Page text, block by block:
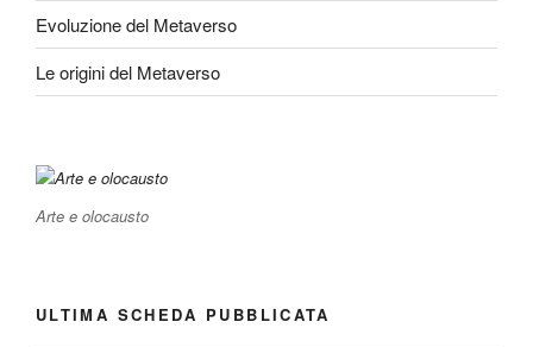
Evoluzione del Metaverso
Le origini del Metaverso
Arte e olocausto
ULTIMA SCHEDA PUBBLICATA